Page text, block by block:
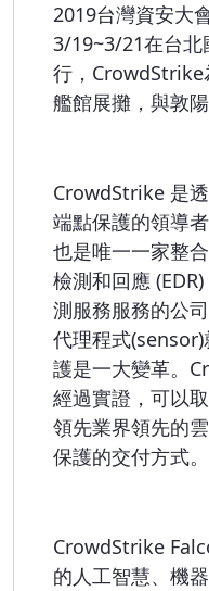
2019台灣資安大
3/19~3/21在台北
行，CrowdStrike
艦館展攤，與敦
CrowdStrike 是
端點保護的領導
也是唯一一家整
檢測和回應
測服務服務的公
代理程式
護是一大變革。
經過實證，可以
領先業界領先的
保護的交付方式。
CrowdStrike
的人工智慧、機